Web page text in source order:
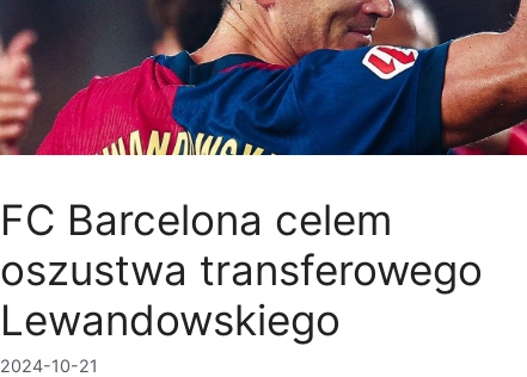
FC Barcelona celem
oszustwa transferowego
Lewandowskiego
2024-10-21